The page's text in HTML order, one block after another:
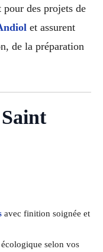
des projets de
et assurent
de la préparation
avec finition soignée et
selon vos